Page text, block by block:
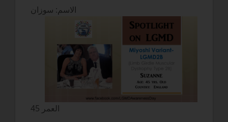
الاسم: سوزان
العمر 45